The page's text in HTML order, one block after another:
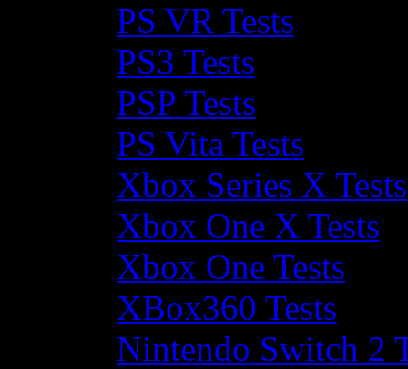
PS VR Tests
PS3 Tests
PSP Tests
PS Vita Tests
Xbox Series X Tests
Xbox One X Tests
Xbox One Tests
XBox360 Tests
Nintendo Switch 2